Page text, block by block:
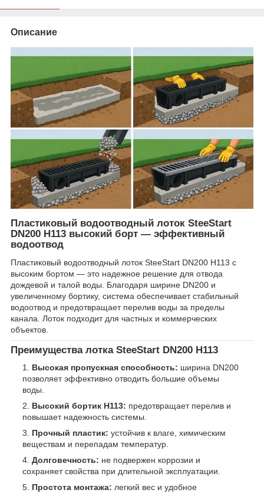
Описание
Пластиковый водоотводный лоток SteeStart
DN200 H113 высокий борт — эффективный
водоотвод
Пластиковый водоотводный лоток SteeStart DN200 H113 с
высоким бортом — это надежное решение для отвода
дождевой и талой воды. Благодаря ширине DN200 и
увеличенному бортику, система обеспечивает стабильный
водоотвод и предотвращает перелив воды за пределы
канала. Лоток подходит для частных и коммерческих
объектов.
Преимущества лотка SteeStart DN200 H113
Высокая пропускная способность: ширина DN200
позволяет эффективно отводить большие объемы
воды.
Высокий бортик H113: предотвращает перелив и
повышает надежность системы.
Прочный пластик: устойчив к влаге, химическим
веществам и перепадам температур.
Долговечность: не подвержен коррозии и
сохраняет свойства при длительной эксплуатации.
Простота монтажа: легкий вес и удобное